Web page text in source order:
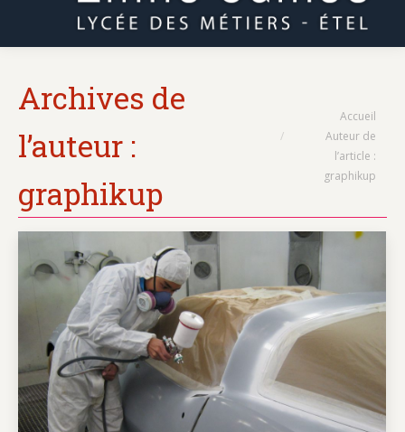
Archives de
l’auteur :
graphikup
Vous êtes ici :Accueil
Auteur de
l’article :
graphikup